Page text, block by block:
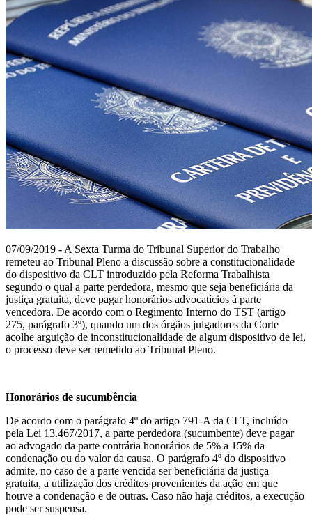
07/09/2019 - A Sexta Turma do Tribunal Superior do Trabalho
remeteu ao Tribunal Pleno a discussão sobre a constitucionalidade
do dispositivo da CLT introduzido pela Reforma Trabalhista
segundo o qual a parte perdedora, mesmo que seja beneficiária da
justiça gratuita, deve pagar honorários advocatícios à parte
vencedora. De acordo com o Regimento Interno do TST (artigo
275, parágrafo 3º), quando um dos órgãos julgadores da Corte
acolhe arguição de inconstitucionalidade de algum dispositivo de lei,
o processo deve ser remetido ao Tribunal Pleno.
Honorários de sucumbência
De acordo com o parágrafo 4º do artigo 791-A da CLT, incluído
pela Lei 13.467/2017, a parte perdedora (sucumbente) deve pagar
ao advogado da parte contrária honorários de 5% a 15% da
condenação ou do valor da causa. O parágrafo 4º do dispositivo
admite, no caso de a parte vencida ser beneficiária da justiça
gratuita, a utilização dos créditos provenientes da ação em que
houve a condenação e de outras. Caso não haja créditos, a execução
pode ser suspensa.